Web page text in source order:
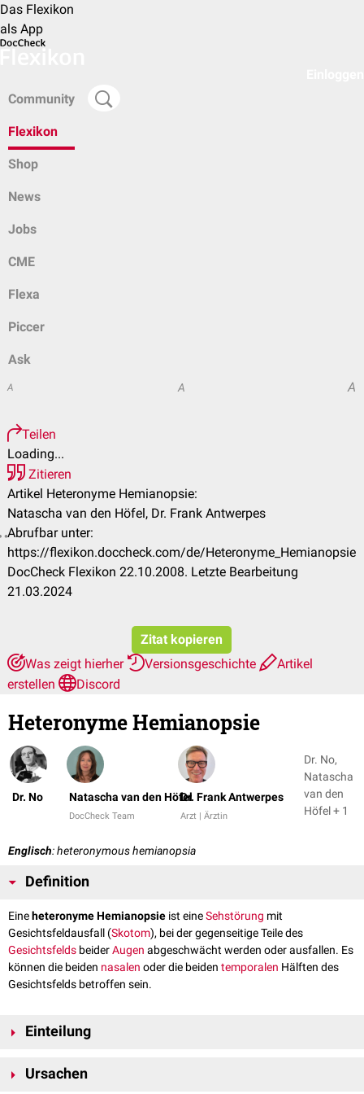
Das Flexikon
als App
Community
Flexikon
Shop
News
Jobs
CME
Flexa
Piccer
Ask
A A A
Teilen
Loading...
Zitieren
Artikel Heteronyme Hemianopsie:
Natascha van den Höfel, Dr. Frank Antwerpes
Abrufbar unter:
https://flexikon.doccheck.com/de/Heteronyme_Hemianopsie
DocCheck Flexikon 22.10.2008. Letzte Bearbeitung
21.03.2024
Zitat kopieren
Was zeigt hierher
Versionsgeschichte
Artikel
erstellen
Discord
Heteronyme Hemianopsie
Dr. No Natascha van den Höfel
DocCheck Team
Dr. Frank Antwerpes
Arzt | Ärztin
Dr. No,
Natascha
van den
Höfel + 1
Englisch: heteronymous hemianopsia
Definition
Eineheteronyme Hemianopsie ist eineSehstörung mit
Gesichtsfeldausfall (Skotom), bei der gegenseitige Teile des
Gesichtsfelds beiderAugen abgeschwächt werden oder ausfallen. Es
können die beiden nasalen oder die beiden temporalen Hälften des
Gesichtsfelds betroffen sein.
Einteilung
Hemianopsien auftreten.
Ursachen